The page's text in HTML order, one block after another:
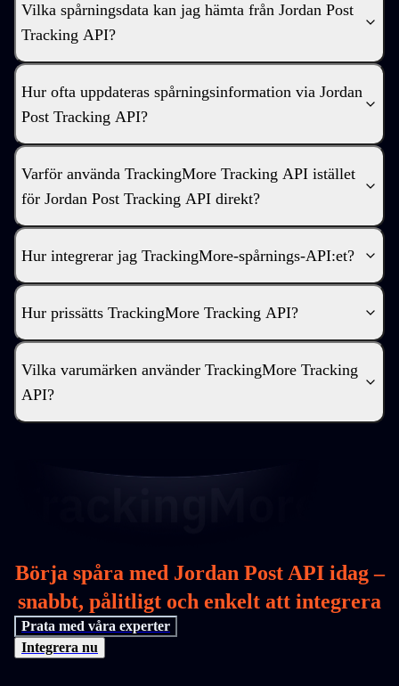
Vilka spårningsdata kan jag hämta från Jordan Post
Tracking API?
Hur ofta uppdateras spårningsinformation via Jordan
Post Tracking API?
Varför använda TrackingMore Tracking API istället
för Jordan Post Tracking API direkt?
Hur integrerar jag TrackingMore-spårnings-API:et?
Hur prissätts TrackingMore Tracking API?
Vilka varumärken använder TrackingMore Tracking
API?
Börja spåra med Jordan Post API idag –
snabbt, pålitligt och enkelt att integrera
Prata med våra experter
Integrera nu